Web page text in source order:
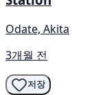
Odate, Akita
3개월 전
저장